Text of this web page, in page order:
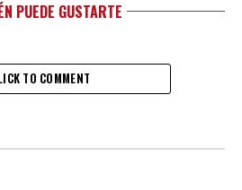
PUEDE GUSTARTE
TO COMMENT